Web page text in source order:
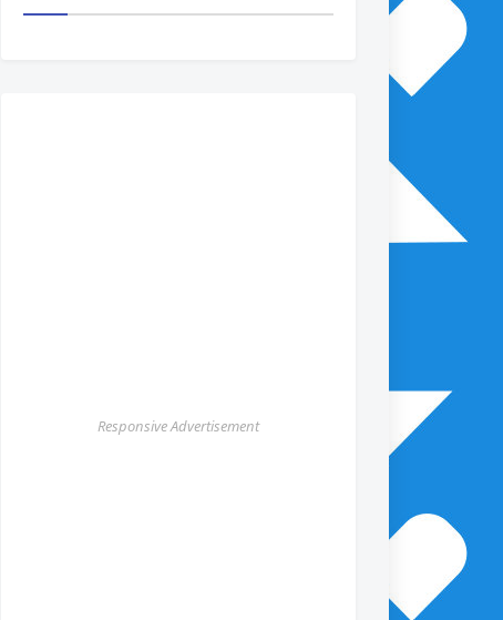
Responsive Advertisement